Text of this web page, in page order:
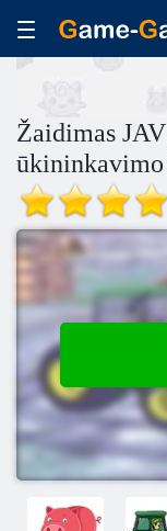
Žaidimas
ūkininkavimo